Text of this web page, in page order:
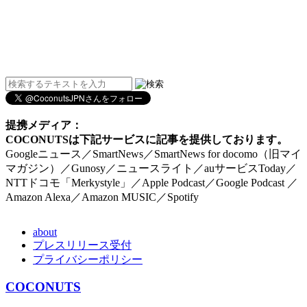
提携メディア：
COCONUTSは下記サービスに記事を提供しております。
Googleニュース／SmartNews／SmartNews for docomo（旧マイ
マガジン）／Gunosy／ニュースライト／auサービスToday／
NTTドコモ「Merkystyle」／Apple Podcast／Google Podcast ／
Amazon Alexa／Amazon MUSIC／Spotify
about
プレスリリース受付
プライバシーポリシー
COCONUTS